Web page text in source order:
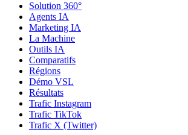
Solution 360°
Agents IA
Marketing IA
La Machine
Outils IA
Comparatifs
Régions
Démo VSL
Résultats
Trafic Instagram
Trafic TikTok
Trafic X (Twitter)